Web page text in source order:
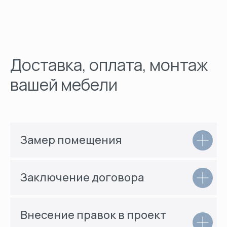
Доставка, оплата, монтаж
вашей мебели
Замер помещения
Заключение договора
Внесение правок в проект